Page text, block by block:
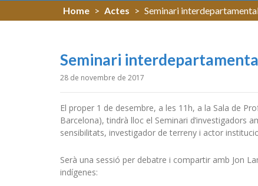
Home > Actes > Seminari
Seminari
28 de novembre de 2017
El proper 1 de desembre, a les 11h, a la Sala de
Barcelona), tindrà lloc el Seminari d’investigadors
sensibilitats, investigador de terreny i actor
Serà una sessió per debatre i compartir amb Jon
indígenes: